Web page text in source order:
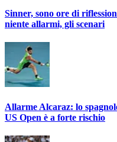
Sinner, sono ore di
niente allarmi, gli scenari
Allarme Alcaraz: lo
US Open è a forte rischio